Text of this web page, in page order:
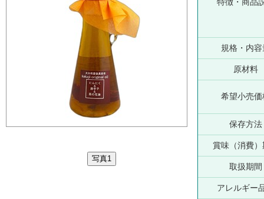
特徴・商品
規格・内容
原材料
希望小売価
保存方法
賞味（消費）
取扱期間
アレルギー